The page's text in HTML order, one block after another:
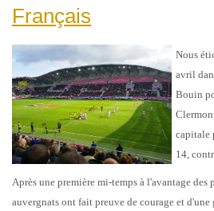
Français
Nous
avril
Bouin
capitale
14,
Après une première mi-temps à l'avantage des
auvergnats ont fait preuve de courage et